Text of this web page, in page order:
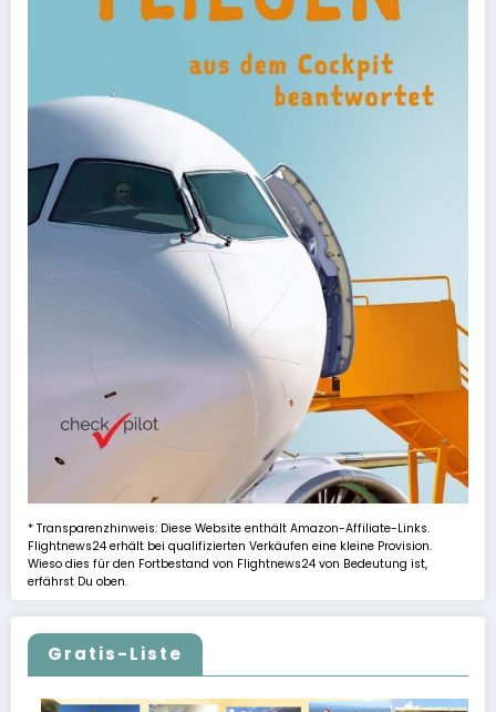
* Transparenzhinweis: Diese Website enthält Amazon-Affiliate-Links.
Flightnews24 erhält bei qualifizierten Verkäufen eine kleine Provision.
Wieso dies für den Fortbestand von Flightnews24 von Bedeutung ist,
erfährst Du oben.
Gratis-Liste